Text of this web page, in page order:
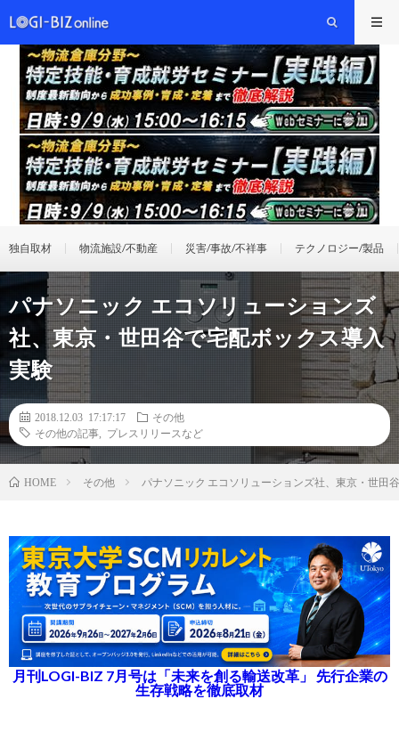
独自取材 物流施設/不動産 災害/事故/不祥事 テクノロジー/製品
パナソニック エコソリューションズ
社、東京・世田谷で宅配ボックス導入
実験
2018.12.03 17:17:17
その他
その他の記事
プレスリリースなど
HOME その他 パナソニック エコソリューションズ社、東京・世田
月刊LOGI-BIZ 7月号は「未来を創る輸送改革」 先行企業の
生存戦略を徹底取材